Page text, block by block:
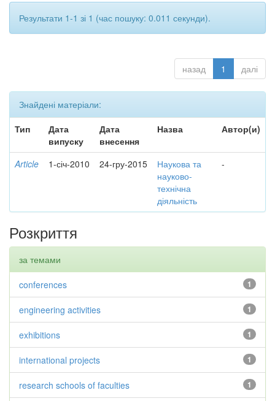
Результати 1-1 зі 1 (час пошуку: 0.011 секунди).
назад 1 далі
Знайдені матеріали:
Тип
Дата
випуску
Дата
внесення
Назва Автор(и)
Article 1-січ-2010 24-гру-2015
Наукова та
науково-
технічна
діяльність
-
Розкриття
за темами
1
conferences
1
engineering activities
1
exhibitions
1
international projects
1
research schools of faculties